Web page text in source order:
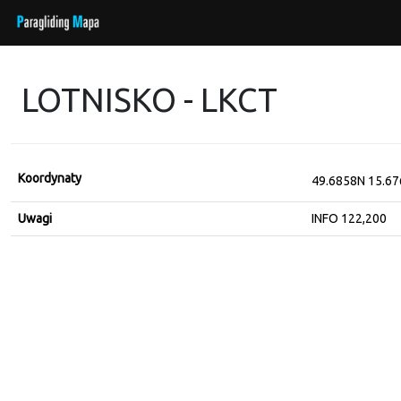
LOTNISKO - LKCT
Koordynaty 49.6858N
Uwagi INFO 122,200